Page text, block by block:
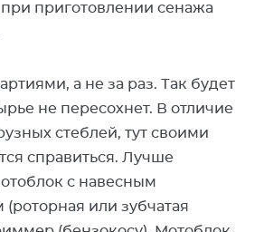
приготовлении сенажа
а не за раз. Так будет
не пересохнет. В отличие
стеблей, тут своими
справиться. Лучше
с навесным
или зубчатая